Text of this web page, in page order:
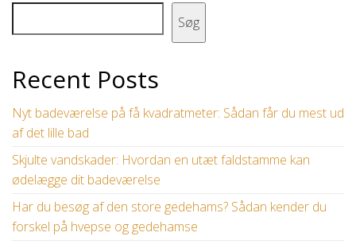
Søg
Recent Posts
Nyt badeværelse på få kvadratmeter: Sådan får du mest ud
af det lille bad
Skjulte vandskader: Hvordan en utæt faldstamme kan
ødelægge dit badeværelse
Har du besøg af den store gedehams? Sådan kender du
forskel på hvepse og gedehamse